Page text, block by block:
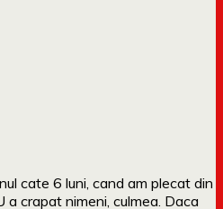
cate 6 luni, cand am plecat din
a crapat nimeni, culmea. Daca